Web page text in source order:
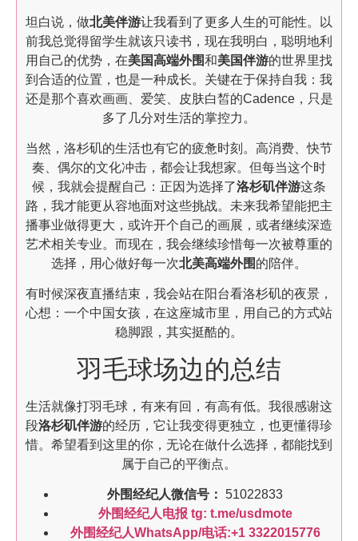
坦白说，做北美伴游让我看到了更多人生的可能性。以
前我总觉得留学生就该只读书，现在我明白，聪明地利
用自己的优势，在美国高端外围和美国伴游的世界里找
到合适的位置，也是一种成长。关键在于保持自我：我
还是那个喜欢画画、爱笑、皮肤白皙的Cadence，只是
多了几分对生活的掌控力。
当然，洛杉矶的生活也有它的疲惫时刻。高消费、快节
奏、偶尔的文化冲击，都会让我想家。但每当这个时
候，我就会提醒自己：正因为选择了洛杉矶伴游这条
路，我才能更从容地面对这些挑战。未来我希望能把主
播事业做得更大，或许开个自己的画展，或者继续深造
艺术相关专业。而现在，我会继续珍惜每一次被尊重的
选择，用心做好每一次北美高端外围 的陪伴。
有时候深夜直播结束，我会站在阳台看洛杉矶的夜景，
心想：一个中国女孩，在这座城市里，用自己的方式站
稳脚跟，其实挺酷的。
羽毛球场边的总结
生活就像打羽毛球，有来有回，有高有低。我很感谢这
段洛杉矶伴游的经历，它让我变得更独立，也更懂得珍
惜。希望看到这里的你，无论在做什么选择，都能找到
属于自己的平衡点。
外围经纪人微信号： 51022833
外围经纪人电报 tg: t.me/usdmote
外围经纪人WhatsApp/电话:+1 3322015776